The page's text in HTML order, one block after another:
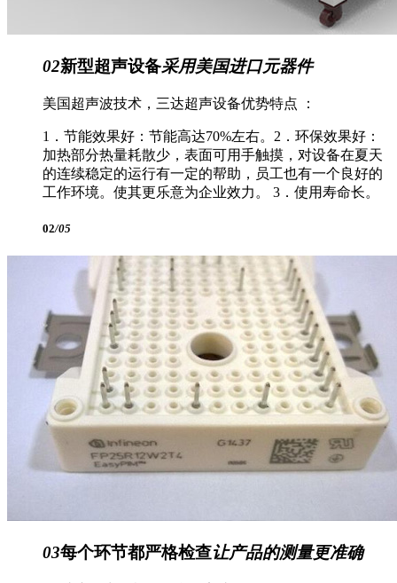
02新型超声设备采用美国进口元器件
美国超声波技术，三达超声设备优势特点 ：
1．节能效果好：节能高达70%左右。2．环保效果好：
加热部分热量耗散少，表面可用手触摸，对设备在夏天
的连续稳定的运行有一定的帮助，员工也有一个良好的
工作环境。使其更乐意为企业效力。 3．使用寿命长。
02/05
03每个环节都严格检查让产品的测量更准确